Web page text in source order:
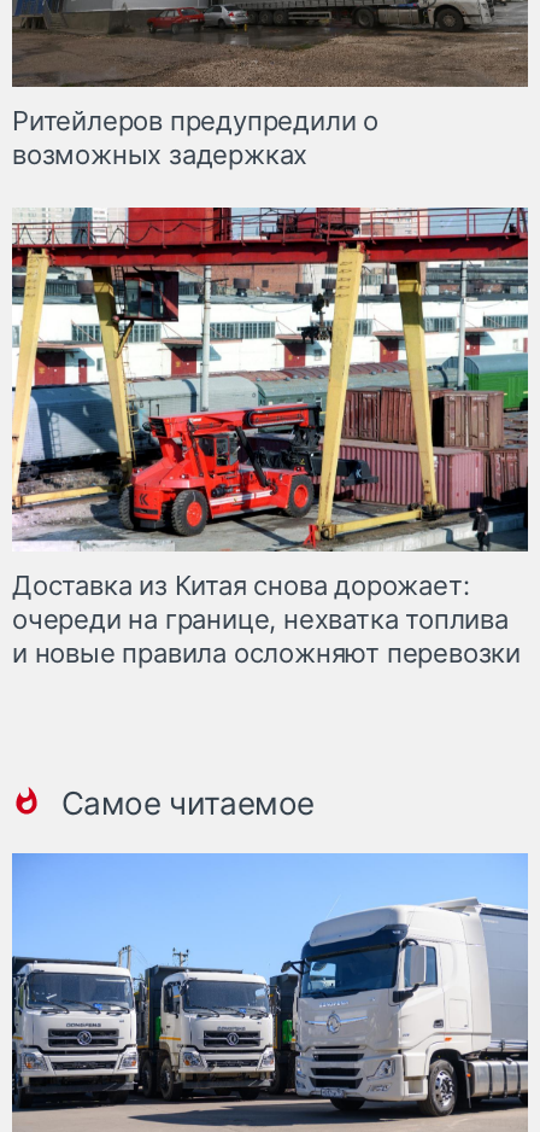
Ритейлеров предупредили о
возможных задержках
Доставка из Китая снова дорожает:
очереди на границе, нехватка топлива
и новые правила осложняют перевозки
Самое читаемое